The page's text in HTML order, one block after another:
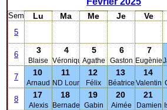
Sem Lu Ma Me Je Ve
5
6 3
Blaise
4
Véronique
5
Agathe
6
Gaston
7
Eugènie
7 10
Arnaud
11
ND Lourdes
12
Félix
13
Béatrice
14
Valentin
8 17
Alexis
18
Bernadette
19
Gabin
20
Aimée
21
Damien